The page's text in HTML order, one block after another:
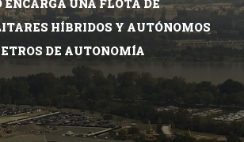
ENCARGA UNA FLOTA DE
HÍBRIDOS Y AUTÓNOMOS
DE AUTONOMÍA